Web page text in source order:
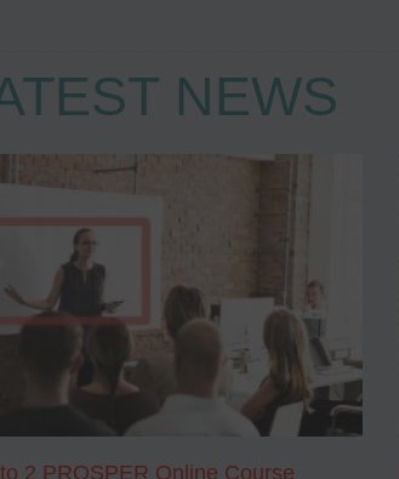
NEWS
2 PROSPER Online Course